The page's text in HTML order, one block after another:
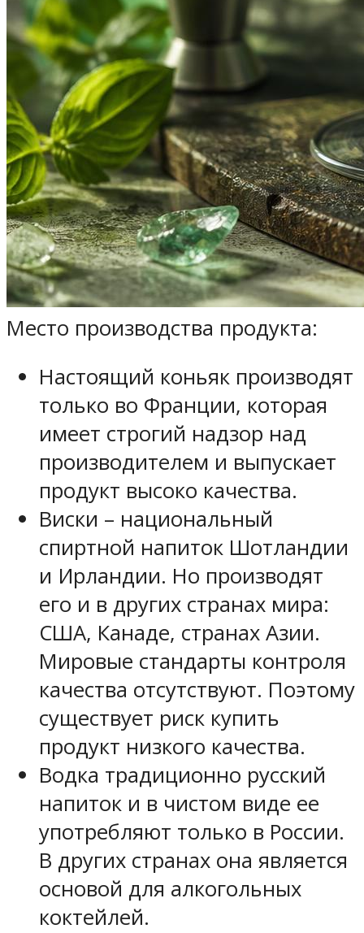
Место производства продукта:
Настоящий коньяк производят
только во Франции, которая
имеет строгий надзор над
производителем и выпускает
продукт высоко качества.
Виски – национальный
спиртной напиток Шотландии
и Ирландии. Но производят
его и в других странах мира:
США, Канаде, странах Азии.
Мировые стандарты контроля
качества отсутствуют. Поэтому
существует риск купить
продукт низкого качества.
Водка традиционно русский
напиток и в чистом виде ее
употребляют только в России.
В других странах она является
основой для алкогольных
коктейлей.